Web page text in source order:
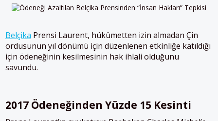
Belçika Prensi Laurent, hükümetten izin almadan Çin
ordusunun yıl dönümü için düzenlenen etkinliğe katıldığı
için ödeneğinin kesilmesinin hak ihlali olduğunu
savundu.
2017 Ödeneğinden Yüzde 15 Kesinti